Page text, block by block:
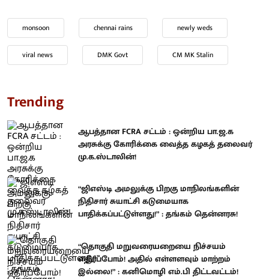
monsoon chennai rains newly weds
viral news DMK Govt CM MK Stalin
Trending
ஆபத்தான FCRA சட்டம் : ஒன்றிய பா.ஜ.க
அரசுக்கு கோரிக்கை வைத்த கழகத் தலைவர்
மு.க.ஸ்டாலின்!
“ஜிஎஸ்டி அமலுக்கு பிறகு மாநிலங்களின்
நிதிசார் சுயாட்சி கடுமையாக
பாதிக்கப்பட்டுள்ளது!” : தங்கம் தென்னரசு!
“தொகுதி மறுவரையறையை நிச்சயம்
எதிர்ப்போம்! அதில் எள்ளளவும் மாற்றம்
இல்லை!” : கனிமொழி எம்.பி திட்டவட்டம்!